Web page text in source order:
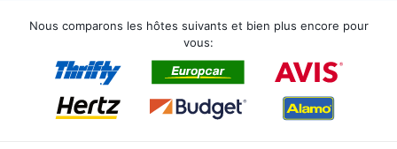
Nous comparons les hôtes suivants et bien plus encore pour
vous: